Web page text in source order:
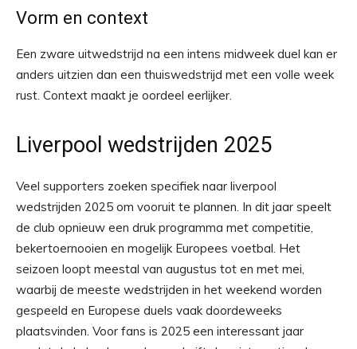
Vorm en context
Een zware uitwedstrijd na een intens midweek duel kan er
anders uitzien dan een thuiswedstrijd met een volle week
rust. Context maakt je oordeel eerlijker.
Liverpool wedstrijden 2025
Veel supporters zoeken specifiek naar liverpool
wedstrijden 2025 om vooruit te plannen. In dit jaar speelt
de club opnieuw een druk programma met competitie,
bekertoernooien en mogelijk Europees voetbal. Het
seizoen loopt meestal van augustus tot en met mei,
waarbij de meeste wedstrijden in het weekend worden
gespeeld en Europese duels vaak doordeweeks
plaatsvinden. Voor fans is 2025 een interessant jaar